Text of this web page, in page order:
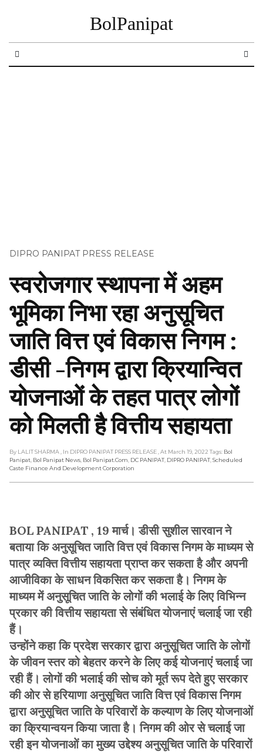
BolPanipat
DIPRO PANIPAT PRESS RELEASE
स्वरोजगार स्थापना में अहम
भूमिका निभा रहा अनुसूचित
जाति वित्त एवं विकास निगम :
डीसी -निगम द्वारा क्रियान्वित
योजनाओं के तहत पात्र लोगों
को मिलती है वित्तीय सहायता
By LALIT SHARMA , In DIPRO PANIPAT PRESS RELEASE , At March 19, 2022 Tags: Bol
Panipat Bol Panipat News Bol Panipat.com DC PANIPAT DIPRO PANIPAT Scheduled
Caste Finance And Development Corporation
BOL PANIPAT , 19 मार्च। डीसी सुशील सारवान ने
बताया कि अनुसूचित जाति वित्त एवं विकास निगम के माध्यम से
पात्र व्यक्ति वित्तीय सहायता प्राप्त कर सकता है और अपनी
आजीविका के साधन विकसित कर सकता है। निगम के
माध्यम में अनुसूचित जाति के लोगों की भलाई के लिए विभिन्न
प्रकार की वित्तीय सहायता से संबंधित योजनाएं चलाई जा रही
हैं।
उन्होंने कहा कि प्रदेश सरकार द्वारा अनुसूचित जाति के लोगों
के जीवन स्तर को बेहतर करने के लिए कई योजनाएं चलाई जा
रही हैं। लोगों की भलाई की सोच को मूर्त रूप देते हुए सरकार
की ओर से हरियाणा अनुसूचित जाति वित्त एवं विकास निगम
द्वारा अनुसूचित जाति के परिवारों के कल्याण के लिए योजनाओं
का क्रियान्वयन किया जाता है। निगम की ओर से चलाई जा
रही इन योजनाओं का मुख्य उद्देश्य अनुसूचित जाति के परिवारों